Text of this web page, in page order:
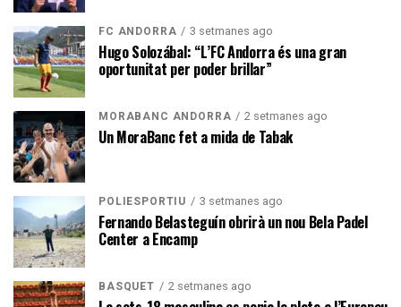
FC ANDORRA 3 setmanes ago
Hugo Solozábal: “L’FC Andorra és una gran
oportunitat per poder brillar”
MORABANC ANDORRA 2 setmanes ago
Un MoraBanc fet a mida de Tabak
POLIESPORTIU 3 setmanes ago
Fernando Belasteguín obrirà un nou Bela Padel
Center a Encamp
BÀSQUET 2 setmanes ago